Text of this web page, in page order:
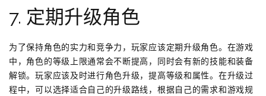
7. 定期升级角色
为了保持角色的实力和竞争力，玩家应该定期升级角色。在游戏
中，角色的等级上限通常会不断提高，同时会有新的技能和装备
解锁。玩家应该及时进行角色升级，提高等级和属性。在升级过
程中，可以选择适合自己的升级路线，根据自己的需求和游戏规